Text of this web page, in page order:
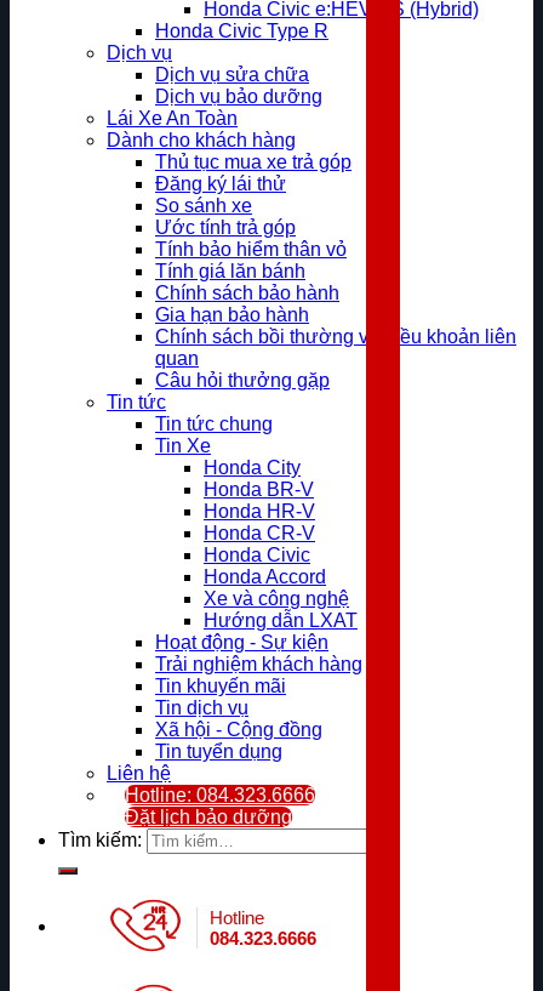
Honda Civic e:HEV RS (Hybrid)
Honda Civic Type R
Dịch vụ
Dịch vụ sửa chữa
Dịch vụ bảo dưỡng
Lái Xe An Toàn
Dành cho khách hàng
Thủ tục mua xe trả góp
Đăng ký lái thử
So sánh xe
Ước tính trả góp
Tính bảo hiểm thân vỏ
Tính giá lăn bánh
Chính sách bảo hành
Gia hạn bảo hành
Chính sách bồi thường và điều khoản liên
quan
Câu hỏi thưởng gặp
Tin tức
Tin tức chung
Tin Xe
Honda City
Honda BR-V
Honda HR-V
Honda CR-V
Honda Civic
Honda Accord
Xe và công nghệ
Hướng dẫn LXAT
Hoạt động - Sự kiện
Trải nghiệm khách hàng
Tin khuyến mãi
Tin dịch vụ
Xã hội - Cộng đồng
Tin tuyển dụng
Liên hệ
Hotline: 084.323.6666
Đặt lịch bảo dưỡng
Tìm kiếm:
Hotline
084.323.6666